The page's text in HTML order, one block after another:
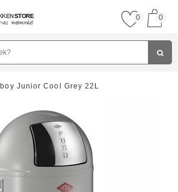
STORE 0 0
Junior Cool Grey 22L